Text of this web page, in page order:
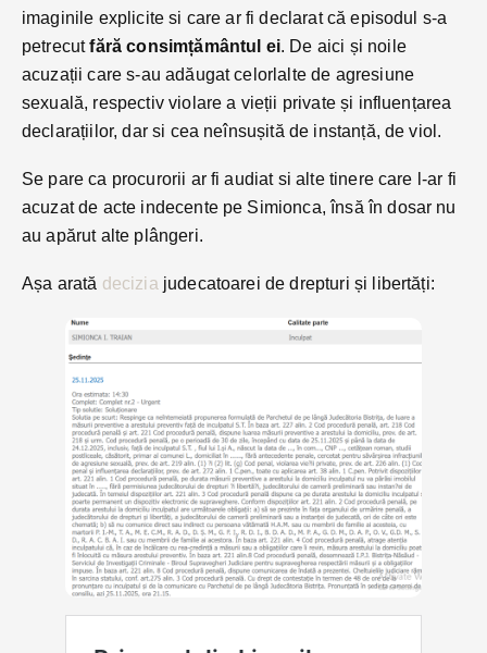
imaginile explicite si care ar fi declarat că episodul s-a
petrecutfără consimțământul ei. De aici și noile
acuzații care s-au adăugat celorlalte de agresiune
sexuală, respectiv violare a vieții private și influențarea
declarațiilor, dar si cea neînsușită de instanță, de viol.
Se pare ca procurorii ar fi audiat si alte tinere care l-ar fi
acuzat de acte indecente pe Simionca, însă în dosar nu
au apărut alte plângeri.
Așa arată decizia judecatoarei de drepturi și libertăți: